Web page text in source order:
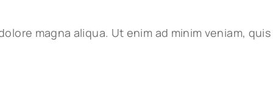
magna aliqua. Ut enim ad minim veniam, quis